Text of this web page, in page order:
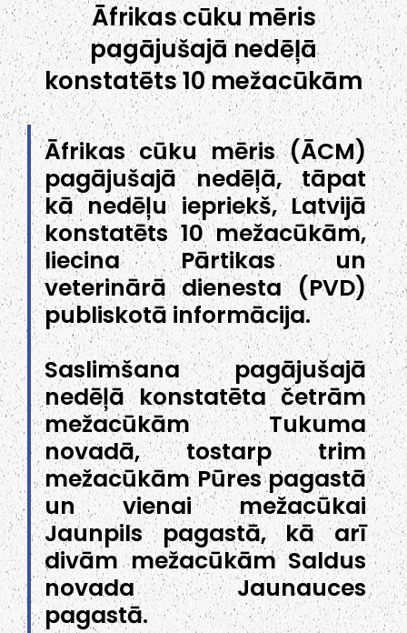
Āfrikas cūku mēris
pagājušajā nedēļā
konstatēts 10 mežacūkām
Āfrikas cūku mēris (ĀCM)
pagājušajā nedēļā, tāpat
kā nedēļu iepriekš, Latvijā
konstatēts 10 mežacūkām,
liecina Pārtikas un
veterinārā dienesta (PVD)
publiskotā informācija.
Saslimšana pagājušajā
nedēļā konstatēta četrām
mežacūkām Tukuma
novadā, tostarp trim
mežacūkām Pūres pagastā
un vienai mežacūkai
Jaunpils pagastā, kā arī
divām mežacūkām Saldus
novada Jaunauces
pagastā.